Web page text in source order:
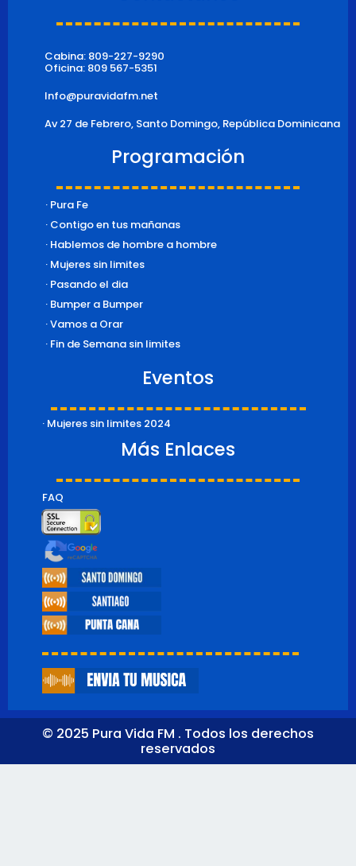
k a
Cabina: 809-227-9290
Oficina: 809 567-5351
Info@puravidafm.net
Av 27 de Febrero, Santo Domingo, República Dominicana
Programación
· Pura Fe
· Contigo en tus mañanas
· Hablemos de hombre a hombre
· Mujeres sin limites
· Pasando el dia
· Bumper a Bumper
· Vamos a Orar
· Fin de Semana sin limites
Eventos
· Mujeres sin limites 2024
Más Enlaces
FAQ
© 2025 Pura Vida FM . Todos los derechos
reservados